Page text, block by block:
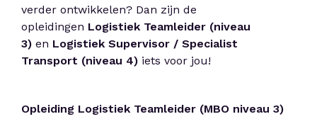
verder ontwikkelen? Dan zijn de
opleidingen Logistiek Teamleider (niveau
3) en Logistiek Supervisor / Specialist
Transport (niveau 4) iets voor jou!
Opleiding Logistiek Teamleider (MBO niveau 3)